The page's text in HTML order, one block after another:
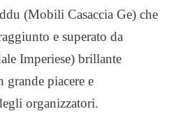
(Mobili Casaccia Ge) che
e superato da
Imperiese) brillante
piacere e
organizzatori.